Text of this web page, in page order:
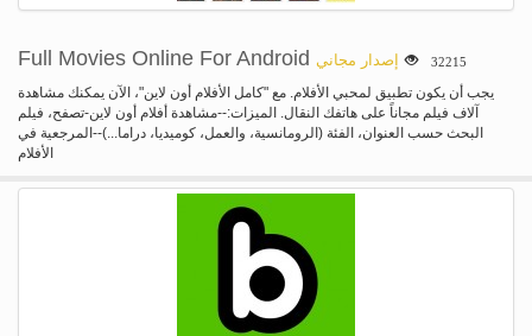
Full Movies Online For Android إصدار مجاني 32215
يجب أن يكون تطبيق لمحبي الأفلام. مع "كامل الأفلام أون لاين"، الآن يمكنك مشاهدة
آلاف فيلم مجاناً على هاتفك النقال. الميزات:--مشاهدة أفلام أون لاين-تصفح، فيلم
البحث حسب العنوان، الفئة (الرومانسية، والعمل، كوميديا، دراما...)--المرجعية في
الأفلام